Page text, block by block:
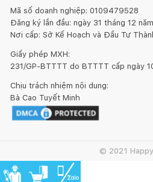
Mã số doanh nghiệp: 0109479528
Đăng ký lần đầu: ngày 31 tháng 12
Nơi cấp: Sở Kế Hoạch và Đầu Tư
Giấy phép MXH:
231/GP-BTTTT do BTTTT cấp ngày
Chịu trách nhiệm nội dung:
Bà Cao Tuyết Minh
© 2021